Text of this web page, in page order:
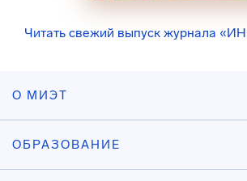
Читать свежий выпуск журнала
О МИЭТ
ОБРАЗОВАНИЕ